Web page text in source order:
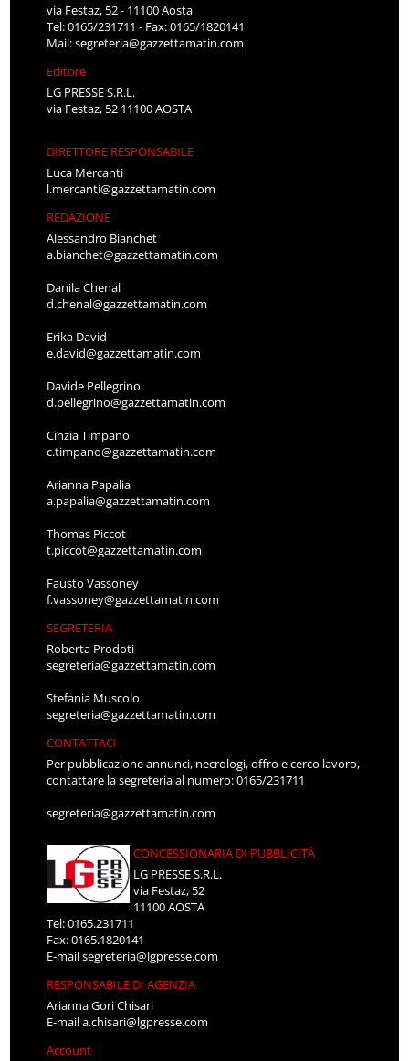
via Festaz, 52 - 11100 Aosta
Tel: 0165/231711 - Fax: 0165/1820141
Mail:segreteria@gazzettamatin.com
Editore
LG PRESSE S.R.L.
via Festaz, 52 11100 AOSTA
DIRETTORE RESPONSABILE
Luca Mercanti
l.mercanti@gazzettamatin.com
REDAZIONE
Alessandro Bianchet
a.bianchet@gazzettamatin.com
Danila Chenal
d.chenal@gazzettamatin.com
Erika David
e.david@gazzettamatin.com
Davide Pellegrino
d.pellegrino@gazzettamatin.com
Cinzia Timpano
c.timpano@gazzettamatin.com
Arianna Papalia
a.papalia@gazzettamatin.com
Thomas Piccot
t.piccot@gazzettamatin.com
Fausto Vassoney
f.vassoney@gazzettamatin.com
SEGRETERIA
Roberta Prodoti
segreteria@gazzettamatin.com
Stefania Muscolo
segreteria@gazzettamatin.com
CONTATTACI
Per pubblicazione annunci, necrologi, offro e cerco lavoro,
contattare la segreteria al numero: 0165/231711
segreteria@gazzettamatin.com
CONCESSIONARIA DI PUBBLICITÀ
LG PRESSE S.R.L.
via Festaz, 52
11100 AOSTA
Tel: 0165.231711
Fax: 0165.1820141
E-mailsegreteria@lgpresse.com
RESPONSABILE DI AGENZIA
Arianna Gori Chisari
E-maila.chisari@lgpresse.com
Account